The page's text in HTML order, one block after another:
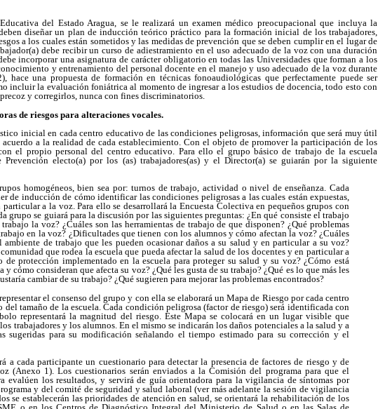
del Estado Aragua, se le realizará un examen médico preocupacional que incluya la
diseñar un plan de inducción teórico práctico para la formación inicial de los trabajadores,
a los cuales están sometidos y las medidas de prevención que se deben cumplir en el lugar de
debe recibir un curso de adiestramiento en el uso adecuado de la voz con una duración
incorporar una asignatura de carácter obligatorio en todas las Universidades que forman a los
y entrenamiento del personal docente en el manejo y uso adecuado de la voz durante
hace una propuesta de formación en técnicas fonoaudiológicas que perfectamente puede ser
incluir la evaluación foniátrica al momento de ingresar a los estudios de docencia, todo esto con
y corregirlos, nunca con fines discriminatorios.
de riesgos para alteraciones vocales.
inicial en cada centro educativo de las condiciones peligrosas, información que será muy útil
a la realidad de cada establecimiento. Con el objeto de promover la participación de los
el propio personal del centro educativo. Para ello el grupo básico de trabajo de la escuela
electo(a) por los (as) trabajadores(as) y el Director(a) se guiarán por la siguiente
homogéneos, bien sea por: turnos de trabajo, actividad o nivel de enseñanza. Cada
de inducción de cómo identificar las condiciones peligrosas a las cuales están expuestas,
a la voz. Para ello se desarrollará la Encuesta Colectiva en pequeños grupos con
grupo se guiará para la discusión por las siguientes preguntas: ¿En qué consiste el trabajo
la voz? ¿Cuáles son las herramientas de trabajo de que disponen? ¿Qué problemas
en la voz? ¿Dificultades que tienen con los alumnos y cómo afectan la voz? ¿Cuáles
ambiente de trabajo que les pueden ocasionar daños a su salud y en particular a su voz?
que rodea la escuela que pueda afectar la salud de los docentes y en particular a
de protección implementado en la escuela para proteger su salud y su voz? ¿Cómo está
cómo consideran que afecta su voz? ¿Qué les gusta de su trabajo? ¿Qué es lo que más les
cambiar de su trabajo? ¿Qué sugieren para mejorar las problemas encontrados?
el consenso del grupo y con ella se elaborará un Mapa de Riesgo por cada centro
tamaño de la escuela. Cada condición peligrosa (factor de riesgo) será identificada con
representará la magnitud del riesgo. Este Mapa se colocará en un lugar visible que
trabajadores y los alumnos. En el mismo se indicarán los daños potenciales a la salud y a
sugeridas para su modificación señalando el tiempo estimado para su corrección y el
a cada participante un cuestionario para detectar la presencia de factores de riesgo y de
(Anexo 1). Los cuestionarios serán enviados a la Comisión del programa para que el
evalúen los resultados, y servirá de guía orientadora para la vigilancia de síntomas por
y del comité de seguridad y salud laboral (ver más adelante la sesión de vigilancia
se establecerán las prioridades de atención en salud, se orientará la rehabilitación de los